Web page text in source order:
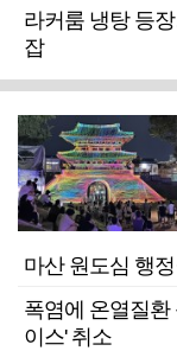
라커룸 냉탕 등
잡
마산 원도심 행
폭염에 온열질환
이스' 취소